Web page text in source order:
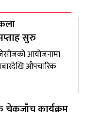
सुरु
आयोजनामा
औपचारिक
चेकजाँच कार्यक्रम